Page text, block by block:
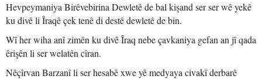
Hevpeymaniya Birêvebirina Dewletê de bal kişand ser ser wê yekê
ku divê li Îraqê çek tenê di destê dewletê de bin.
Wî her wiha anî zimên ku divê Îraq nebe çavkaniya gefan an jî qada
êrişên li ser welatên cîran.
Nêçîrvan Barzanî li ser hesabê xwe yê medyaya civakî derbarê